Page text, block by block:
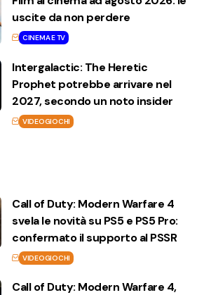
uscite da non perdere
CINEMA E TV
Intergalactic: The Heretic
Prophet potrebbe arrivare nel
2027, secondo un noto insider
VIDEOGIOCHI
Call of Duty: Modern Warfare 4
svela le novità su PS5 e PS5 Pro:
confermato il supporto al PSSR
VIDEOGIOCHI
Call of Duty: Modern Warfare 4,